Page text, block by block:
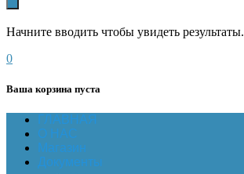
Начните вводить чтобы увидеть результаты.
0
Ваша корзина пуста
ГЛАВНАЯ
О НАС
Магазин
Документы